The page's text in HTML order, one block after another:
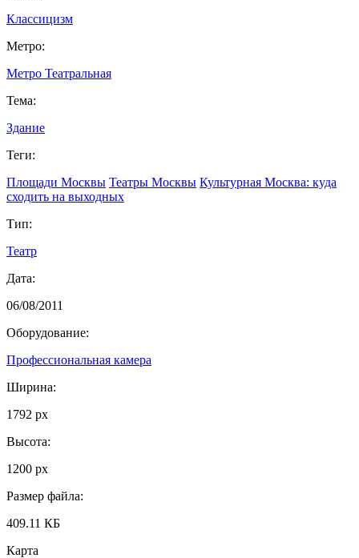
Классицизм
Метро:
Метро Театральная
Тема:
Здание
Теги:
Площади Москвы Театры Москвы Культурная Москва: куда
сходить на выходных
Тип:
Театр
Дата:
06/08/2011
Оборудование:
Профессиональная камера
Ширина:
1792 px
Высота:
1200 px
Размер файла:
409.11 КБ
Карта